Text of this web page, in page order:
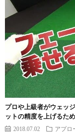
プロや上級者がウェッ
ットの精度を上げるた
2018.07.02 アプロ